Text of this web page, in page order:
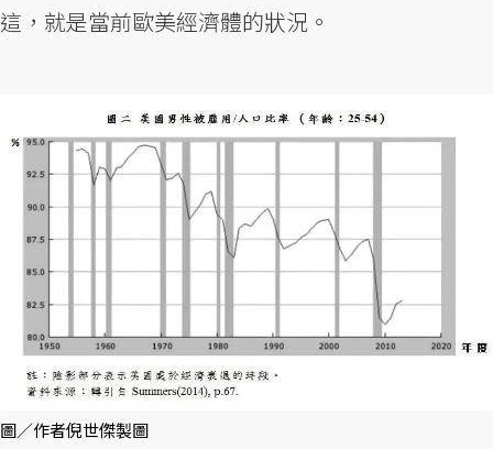
這，就是當前歐美經濟體的狀況。
圖／作者倪世傑製圖